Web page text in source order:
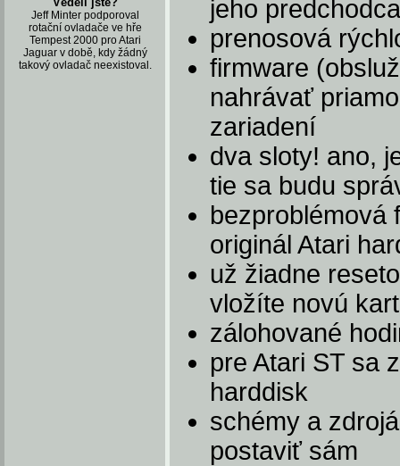
Jeff Minter podporoval
rotační ovladače ve hře
Tempest 2000 pro Atari
Jaguar v době, kdy žádný
takový ovladač neexistoval.
jeho predchodca
prenosová
firmware
nahrávať
zariadení
dva sloty! ano,
tie sa budu
bezproblémová
originál Atari
už žiadne
vložíte novú
zálohované
pre Atari ST sa
harddisk
schémy a
postaviť sám